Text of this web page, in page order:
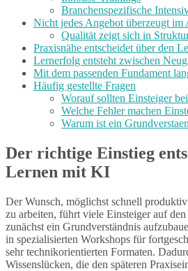
Branchenspezifische
Nicht jedes Angebot überzeugt im
Qualität zeigt sich in
Praxisnähe entscheidet über den
Lernerfolg entsteht zwischen
Mit dem passenden Fundament
Häufig gestellte Fragen
Worauf sollten Einsteiger
Welche Fehler machen
Warum ist ein
Der richtige Einstieg
Lernen mit KI
Der Wunsch, möglichst schnell
zu arbeiten, führt viele Einsteiger auf
zunächst ein Grundverständnis
in spezialisierten Workshops für
sehr technikorientierten Formaten.
Wissenslücken, die den späteren